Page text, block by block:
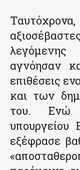
λεγόμενης
αγνόησαν
επιθέσεις
και των
του. Ενώ
εξέφρασε